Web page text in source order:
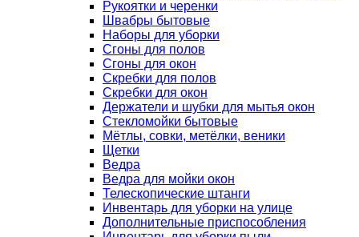
Рукоятки и черенки
Швабры бытовые
Наборы для уборки
Сгоны для полов
Сгоны для окон
Скребки для полов
Скребки для окон
Держатели и шубки для мытья окон
Стекломойки бытовые
Мётлы, совки, метёлки, веники
Щетки
Ведра
Ведра для мойки окон
Телескопические штанги
Инвентарь для уборки на улице
Дополнительные приспособления